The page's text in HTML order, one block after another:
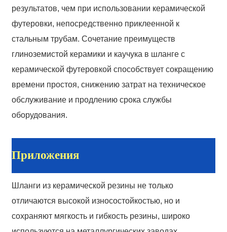
результатов, чем при использовании керамической
футеровки, непосредственно приклеенной к
стальным трубам. Сочетание преимуществ
глиноземистой керамики и каучука в шланге с
керамической футеровкой способствует сокращению
времени простоя, снижению затрат на техническое
обслуживание и продлению срока службы
оборудования.
Приложения
Шланги из керамической резины не только
отличаются высокой износостойкостью, но и
сохраняют мягкость и гибкость резины, широко
Phone
Message
* SUBMIT